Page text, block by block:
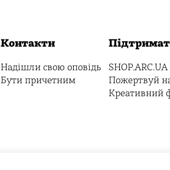
Контакти
Надішли свою оповідь
Бути причетним
SHOP.ARC.UA
Пожертвуй
Креативний